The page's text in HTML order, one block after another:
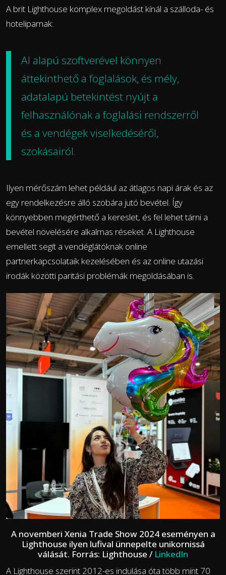
A brit Lighthouse komplex megoldást kínál a szálloda- és
hoteliparnak:
AI alapú szoftverével könnyen
áttekinthető a foglalások, és mély,
adatalapú betekintést nyújt a
felhasználónak a foglalási rendszerről
és a vendégek viselkedéséről,
szokásairól.
Ilyen mérőszám lehet például az átlagos napi árak és az
egy rendelkezésre álló szobára jutó bevétel. Így
könnyebben megérthető a kereslet, és fel lehet tárni a
bevétel növelésére alkalmas réseket. A Lighthouse
emellett segít a vendéglátóknak online
partnerkapcsolataik kezelésében és az online utazási
irodák közötti paritási problémák megoldásában is.
A novemberi Xenia Trade Show 2024 eseményen a
Lighthouse ilyen lufival ünnepelte unikornissá
válását. Forrás: Lighthouse / LinkedIn
A Lighthouse szerint 2012-es indulása óta több mint 70